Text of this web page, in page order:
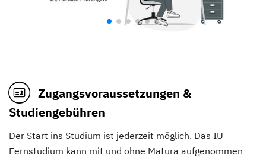
Zugangsvoraussetzungen &
Studiengebühren
Der Start ins Studium ist jederzeit möglich. Das IU
Fernstudium kann mit und ohne Matura aufgenommen